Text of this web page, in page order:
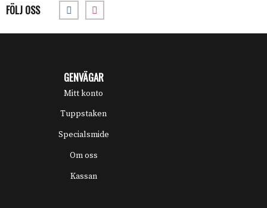
FÖLJ OSS
GENVÄGAR
Mitt konto
Tuppstaken
Specialsmide
Om oss
Kassan